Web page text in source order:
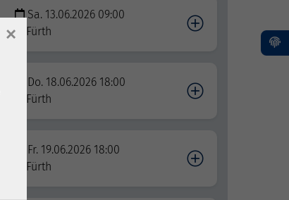
Sa. 13.06.2026 09:00
Fürth
Do. 18.06.2026 18:00
Fürth
Fr. 19.06.2026 18:00
Fürth
×